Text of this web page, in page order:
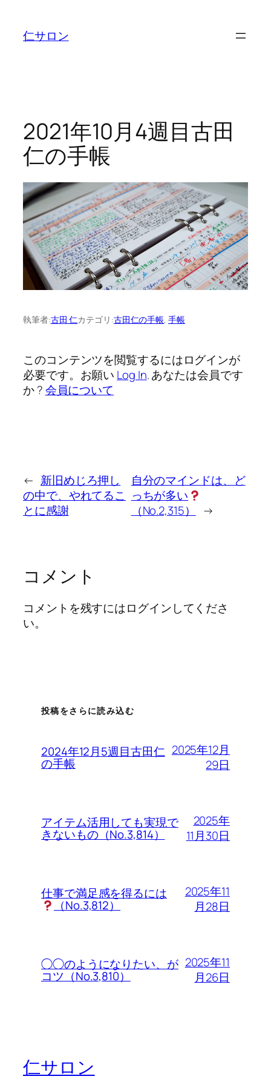
仁サロン
2021年10月4週目古田
仁の手帳
執筆者:古田 仁カテゴリ:古田仁の手帳, 手帳
このコンテンツを閲覧するにはログインが
必要です。お願い Log In. あなたは会員です
か ?会員について
← 新旧めじろ押し
の中で、やれてるこ
とに感謝
自分のマインドは、ど
っちが多い
（No.2,315）
→
コメント
コメントを残すにはログインしてくださ
い。
投稿をさらに読み込む
2024年12月5週目古田仁
の手帳
2025年12月
29日
アイテム活用しても実現で
きないもの（No.3,814）
2025年
11月30日
仕事で満足感を得るには
（No.3,812）
2025年11
月28日
◯◯のようになりたい、が
コツ（No.3,810）
2025年11
月26日
仁サロン